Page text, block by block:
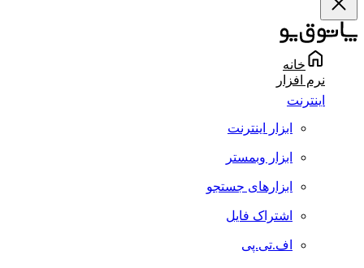
خانه
نرم افزار
اینترنت
ابزار اینترنت
ابزار وبمستر
ابزارهای جستجو
اشتراک فایل
اف.تی.پی